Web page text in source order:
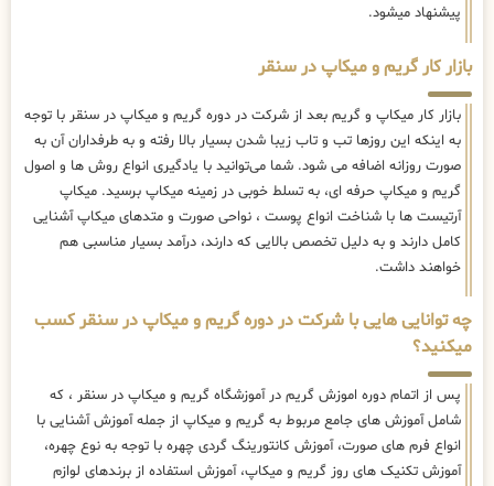
پیشنهاد میشود.
بازار کار گریم و میکاپ در سنقر
بازار کار میکاپ و گریم بعد از شرکت در دوره گریم و میکاپ در سنقر با توجه
به اینکه این روزها تب و تاب زیبا شدن بسیار بالا رفته و به طرفداران آن به
صورت روزانه اضافه می شود. شما می‌توانید با یادگیری انواع روش ها و اصول
گریم و میکاپ حرفه ای، به تسلط خوبی در زمینه میکاپ برسید. میکاپ
آرتیست ها با شناخت انواع پوست ، نواحی صورت و متدهای میکاپ آشنایی
کامل دارند و به دلیل تخصص بالایی که دارند، درآمد بسیار مناسبی هم
خواهند داشت.
چه توانایی هایی با شرکت در دوره گریم و میکاپ در سنقر کسب
میکنید؟
پس از اتمام دوره اموزش گریم در آموزشگاه گریم و میکاپ در سنقر ، که
شامل آموزش های جامع مربوط به گریم و میکاپ از جمله آموزش آشنایی با
انواع فرم های صورت، آموزش کانتورینگ گردی چهره با توجه به نوع چهره،
آموزش تکنیک های روز گریم و میکاپ، آموزش استفاده از برندهای لوازم